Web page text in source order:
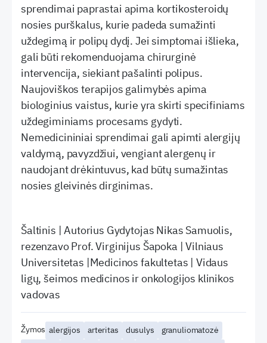
sprendimai paprastai apima kortikosteroidų
nosies purškalus, kurie padeda sumažinti
uždegimą ir polipų dydį. Jei simptomai išlieka,
gali būti rekomenduojama chirurginė
intervencija, siekiant pašalinti polipus.
Naujoviškos terapijos galimybės apima
biologinius vaistus, kurie yra skirti specifiniams
uždegiminiams procesams gydyti.
Nemedicininiai sprendimai gali apimti alergijų
valdymą, pavyzdžiui, vengiant alergenų ir
naudojant drėkintuvus, kad būtų sumažintas
nosies gleivinės dirginimas.
Šaltinis | Autorius Gydytojas Nikas Samuolis,
rezenzavo Prof. Virginijus Šapoka | Vilniaus
Universitetas |Medicinos fakultetas | Vidaus
ligų, šeimos medicinos ir onkologijos klinikos
vadovas
Žymos alergijos arteritas dusulys
granuliomatozė